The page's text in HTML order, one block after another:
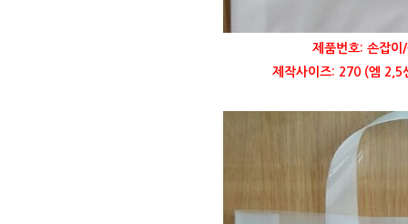
제품번호: 손잡이
제작사이즈: 270 (엠 2,5